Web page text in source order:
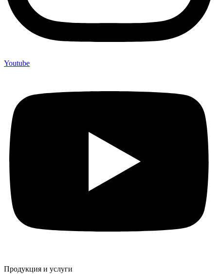
Youtube
Продукция и услуги